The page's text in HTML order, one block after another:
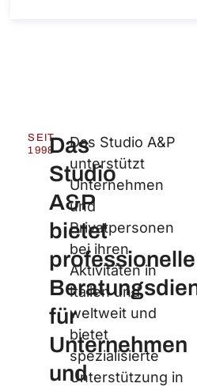
SEIT
1998Das
Studio
A&P
bietet
professionelle
für
Unternehmen
und
Das Studio A&P
unterstützt
Unternehmen
und
Privatpersonen
bei ihren
Aktivitäten in
Italien und
weltweit und
bietet
spezialisierte
Unterstützung in